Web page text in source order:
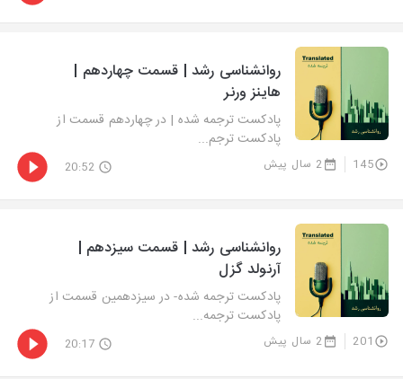
روانشناسی رشد | قسمت چهاردهم |
هاینز ورنر
پادکست ترجمه شده | در چهاردهم قسمت از
پادکست ترجم...
145 2 سال پیش 20:52
روانشناسی رشد | قسمت سیزدهم |
آرنولد گزل
پادکست ترجمه شده- در سیزدهمین قسمت از
پادکست ترجمه...
201 2 سال پیش 20:17